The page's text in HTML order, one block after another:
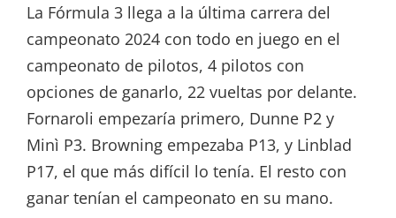
La Fórmula 3 llega a la última carrera del
campeonato 2024 con todo en juego en el
campeonato de pilotos, 4 pilotos con
opciones de ganarlo, 22 vueltas por delante.
Fornaroli empezaría primero, Dunne P2 y
Minì P3. Browning empezaba P13, y Linblad
P17, el que más difícil lo tenía. El resto con
ganar tenían el campeonato en su mano.